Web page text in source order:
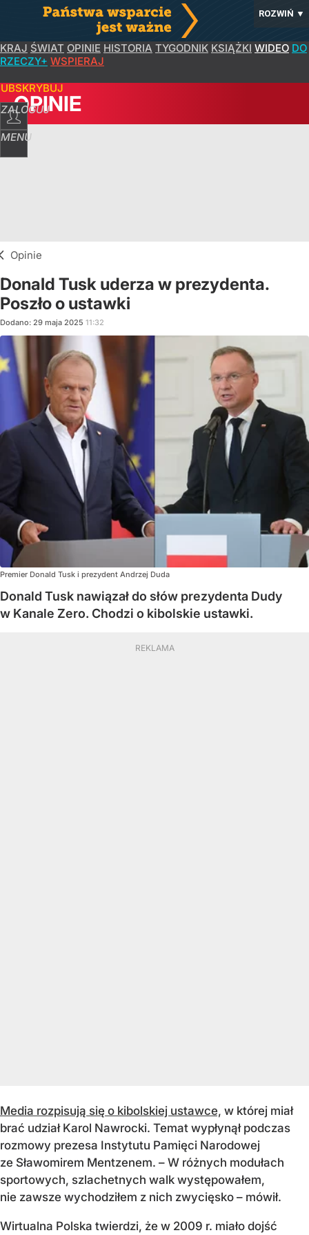
ROZWIŃ ▼
KRAJ ŚWIAT OPINIE HISTORIA TYGODNIK KSIĄŻKI WIDEO DO
RZECZY+ WSPIERAJ
ZALOGUJ
MENU
OPINIE
Opinie
Donald Tusk uderza w prezydenta.
Poszło o ustawki
Dodano: 29 maja 2025 11:32
Premier Donald Tusk i prezydent Andrzej Duda
Donald Tusk nawiązał do słów prezydenta Dudy
w Kanale Zero. Chodzi o kibolskie ustawki.
Media rozpisują się o kibolskiej ustawce, w której miał
brać udział Karol Nawrocki. Temat wypłynął podczas
rozmowy prezesa Instytutu Pamięci Narodowej
ze Sławomirem Mentzenem. – W różnych modułach
sportowych, szlachetnych walk występowałem,
nie zawsze wychodziłem z nich zwycięsko – mówił.
Wirtualna Polska twierdzi, że w 2009 r. miało dojść